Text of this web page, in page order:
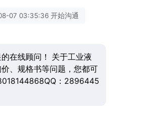
07 03:35:36 开始沟通
在线顾问！ 关于工业液
、规格书等问题，您都可
：2896445